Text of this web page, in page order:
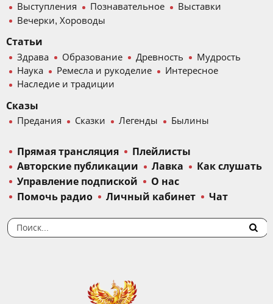
Выступления
Познавательное
Выставки
Вечерки, Хороводы
Статьи
Здрава Образование Древность
Мудрость
Наука
Ремесла и рукоделие
Интересное
Наследие и традиции
Сказы
Предания Сказки Легенды Былины
Прямая трансляция
Плейлисты
Авторские публикации
Лавка
Как слушать
Управление подпиской
О нас
Помочь радио
Личный кабинет Чат